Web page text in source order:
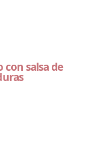
con salsa de